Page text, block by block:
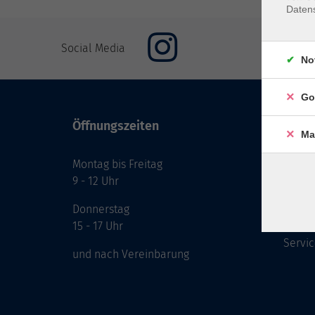
Social Media
Öffnungszeiten
Montag bis Freitag
9 - 12 Uhr
Donnerstag
15 - 17 Uhr
und nach Vereinbarung